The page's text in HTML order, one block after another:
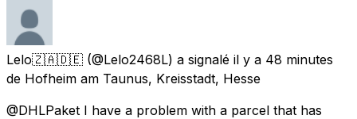
Lelo🇿🇦🇩🇪 (@Lelo2468L) a signalé il y a 48 minutes
de Hofheim am Taunus, Kreisstadt, Hesse
@DHLPaket I have a problem with a parcel that has